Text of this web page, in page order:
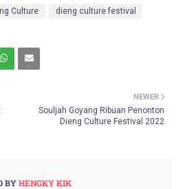
Culture
dieng culture festival
NEWER
Souljah Goyang Ribuan Penonton
Dieng Culture Festival 2022
BYHENGKY KIK